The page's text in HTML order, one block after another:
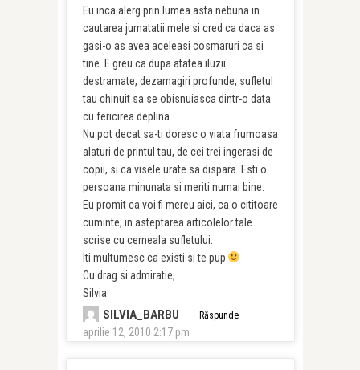
Eu inca alerg prin lumea asta nebuna in
cautarea jumatatii mele si cred ca daca as
gasi-o as avea aceleasi cosmaruri ca si
tine. E greu ca dupa atatea iluzii
destramate, dezamagiri profunde, sufletul
tau chinuit sa se obisnuiasca dintr-o data
cu fericirea deplina.
Nu pot decat sa-ti doresc o viata frumoasa
alaturi de printul tau, de cei trei ingerasi de
copii, si ca visele urate sa dispara. Esti o
persoana minunata si meriti numai bine.
Eu promit ca voi fi mereu aici, ca o cititoare
cuminte, in asteptarea articolelor tale
scrise cu cerneala sufletului.
Iti multumesc ca existi si te pup
Cu drag si admiratie,
Silvia
SILVIA_BARBU
aprilie 12, 2010 2:17 pm
Răspunde